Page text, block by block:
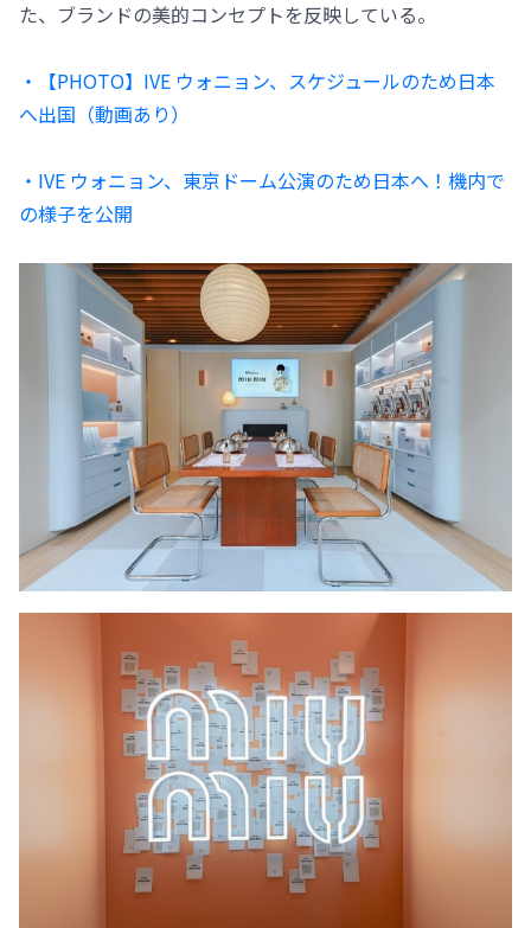
た、ブランドの美的コンセプトを反映している。
・【PHOTO】IVE ウォニョン、スケジュールのため日本
へ出国（動画あり）
・IVE ウォニョン、東京ドーム公演のため日本へ！機内で
の様子を公開